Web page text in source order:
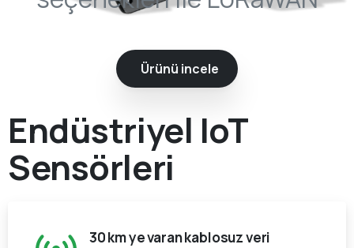
Ürünü incele
Endüstriyel IoT
Sensörleri
30 km ye varan kablosuz veri